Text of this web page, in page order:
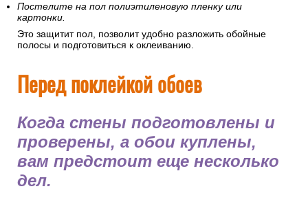
Постелите на пол полиэтиленовую пленку или
картонки.
Это защитит пол, позволит удобно разложить обойные
полосы и подготовиться к оклеиванию.
Перед поклейкой обоев
Когда стены подготовлены и
проверены, а обои куплены,
вам предстоит еще несколько
дел.